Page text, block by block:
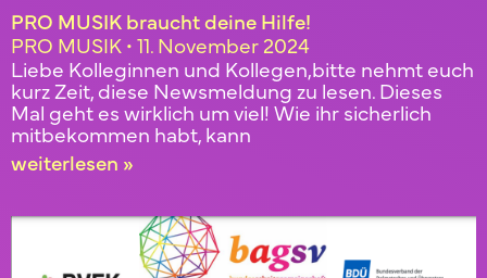
PRO MUSIK braucht deine Hilfe!
PRO MUSIK 11. November 2024
Liebe Kolleginnen und Kollegen,bitte nehmt euch
kurz Zeit, diese Newsmeldung zu lesen. Dieses
Mal geht es wirklich um viel! Wie ihr sicherlich
mitbekommen habt, kann
weiterlesen »